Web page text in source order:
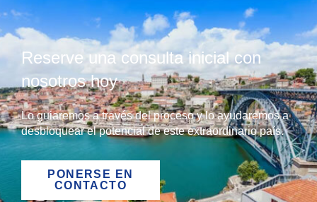
Reserve una consulta inicial con
nosotros hoy
Lo guiaremos a través del proceso y lo ayudaremos a
desbloquear el potencial de este extraordinario país.
PONERSE EN
CONTACTO